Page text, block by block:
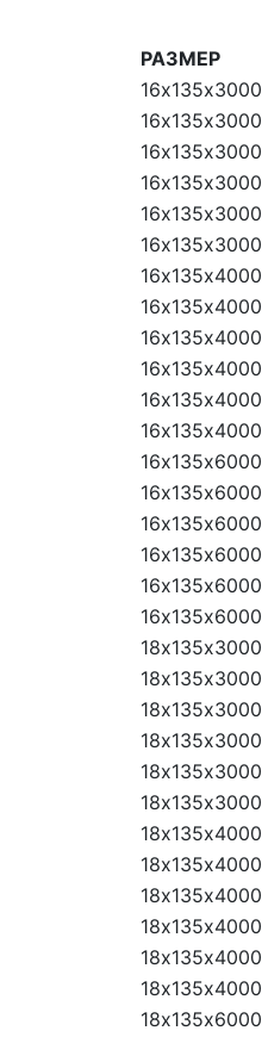
РАЗМЕР
16х135х3000
16х135х3000
16х135х3000
16х135х3000
16х135х3000
16х135х3000
16х135х4000
16х135х4000
16х135х4000
16х135х4000
16х135х4000
16х135х4000
16х135х6000
16х135х6000
16х135х6000
16х135х6000
16х135х6000
16х135х6000
18х135х3000
18х135х3000
18х135х3000
18х135х3000
18х135х3000
18х135х3000
18х135х4000
18х135х4000
18х135х4000
18х135х4000
18х135х4000
18х135х4000
18х135х6000